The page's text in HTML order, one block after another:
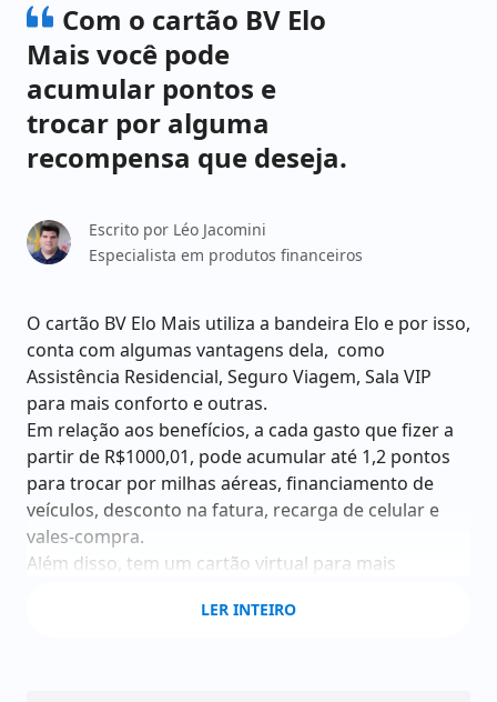
Com o cartão BV Elo
Mais você pode
acumular pontos e
trocar por alguma
recompensa que deseja.
Escrito por Léo Jacomini
Especialista em produtos financeiros
O cartão BV Elo Mais utiliza a bandeira Elo e por isso,
conta com algumas vantagens dela, como
Assistência Residencial, Seguro Viagem, Sala VIP
para mais conforto e outras.
Em relação aos benefícios, a cada gasto que fizer a
partir de R$1000,01, pode acumular até 1,2 pontos
para trocar por milhas aéreas, financiamento de
veículos, desconto na fatura, recarga de celular e
vales-compra.
Além disso, tem um cartão virtual para mais
como a Netshoes, Carrefour, Centauro, Sephora,
LER INTEIRO